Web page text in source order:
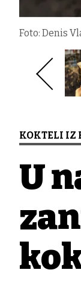
Foto: Denis
KOKTELI IZ
U